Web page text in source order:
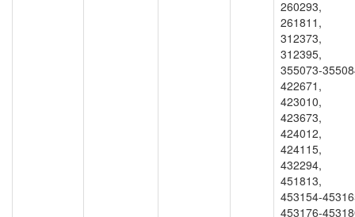
260293,
261811,
312373,
312395,
355073-
422671,
423010,
423673,
424012,
424115,
432294,
451813,
453154-
453176-